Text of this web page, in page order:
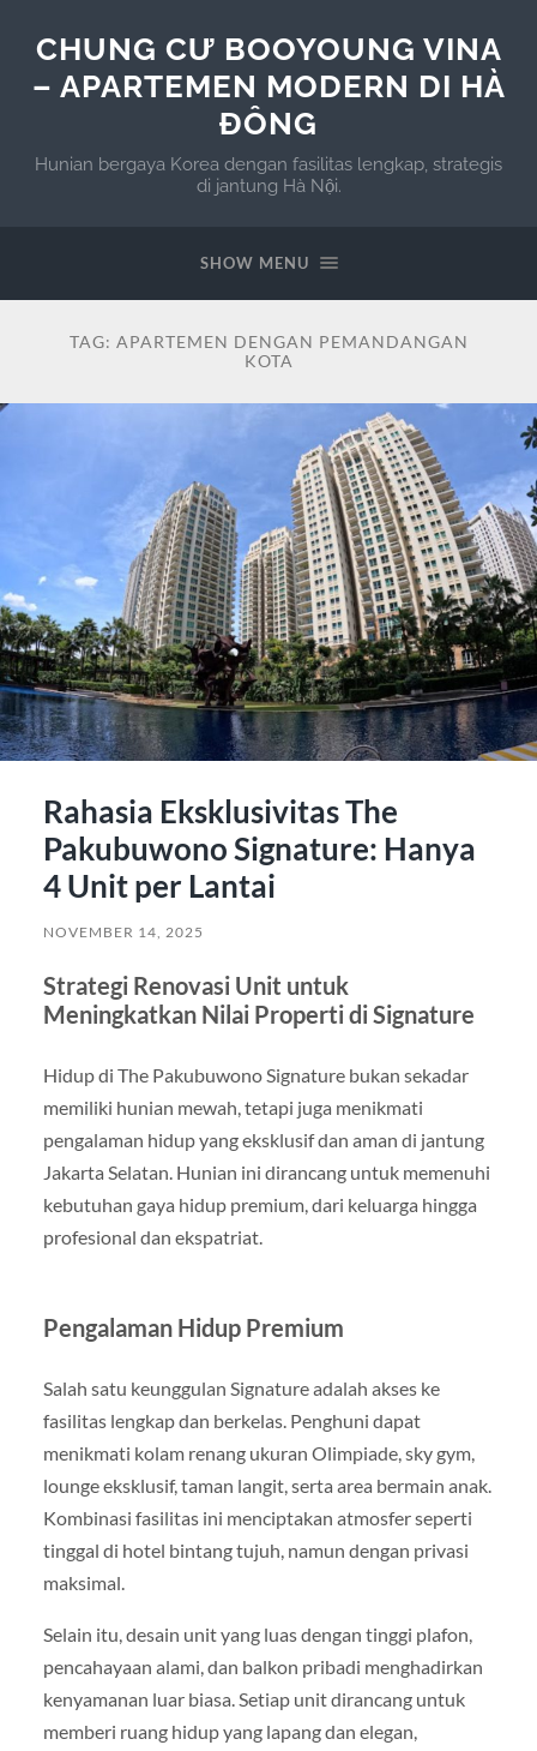
CHUNG CƯ BOOYOUNG VINA
– APARTEMEN MODERN DI HÀ
ĐÔNG
Hunian bergaya Korea dengan fasilitas lengkap, strategis
di jantung Hà Nội.
SHOW MENU
TAG: APARTEMEN DENGAN PEMANDANGAN
KOTA
Rahasia Eksklusivitas The
Pakubuwono Signature: Hanya
4 Unit per Lantai
NOVEMBER 14, 2025
Strategi Renovasi Unit untuk
Meningkatkan Nilai Properti di Signature
Hidup di The Pakubuwono Signature bukan sekadar
memiliki hunian mewah, tetapi juga menikmati
pengalaman hidup yang eksklusif dan aman di jantung
Jakarta Selatan. Hunian ini dirancang untuk memenuhi
kebutuhan gaya hidup premium, dari keluarga hingga
profesional dan ekspatriat.
Pengalaman Hidup Premium
Salah satu keunggulan Signature adalah akses ke
fasilitas lengkap dan berkelas. Penghuni dapat
menikmati kolam renang ukuran Olimpiade, sky gym,
lounge eksklusif, taman langit, serta area bermain anak.
Kombinasi fasilitas ini menciptakan atmosfer seperti
tinggal di hotel bintang tujuh, namun dengan privasi
maksimal.
Selain itu, desain unit yang luas dengan tinggi plafon,
pencahayaan alami, dan balkon pribadi menghadirkan
kenyamanan luar biasa. Setiap unit dirancang untuk
memberi ruang hidup yang lapang dan elegan,